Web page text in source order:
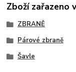
Zboží zařazeno
ZBRANĚ
Párové zbraně
Šavle